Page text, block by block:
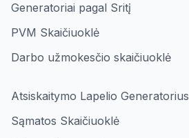
Generatoriai pagal Sritį
PVM Skaičiuoklė
Darbo užmokesčio skaičiuoklė
Atsiskaitymo Lapelio Generatorius
Sąmatos Skaičiuoklė